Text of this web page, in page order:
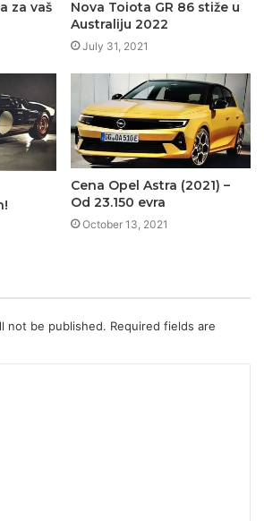
za vaš
Nova Toiota GR 86 stiže u
Australiju 2022
July 31, 2021
Cena Opel Astra (2021) –
Od 23.150 evra
October 13, 2021
not be published. Required fields are